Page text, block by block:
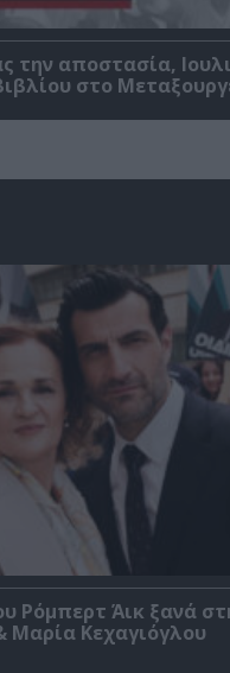
την αποστασία,
στο
Ρόμπερτ Άικ ξανά
Μαρία Κεχαγιόγλου